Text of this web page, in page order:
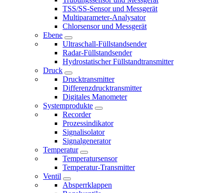
TSS/SS-Sensor und Messgerät
Multiparameter-Analysator
Chlorsensor und Messgerät
Ebene
Ultraschall-Füllstandsender
Radar-Füllstandsender
Hydrostatischer Füllstandtransmitter
Druck
Drucktransmitter
Differenzdrucktransmitter
Digitales Manometer
Systemprodukte
Recorder
Prozessindikator
Signalisolator
Signalgenerator
Temperatur
Temperatursensor
Temperatur-Transmitter
Ventil
Absperrklappen